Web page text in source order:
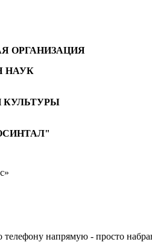
ОРГАНИЗАЦИЯ
НАУК
КУЛЬТУРЫ
напрямую - просто